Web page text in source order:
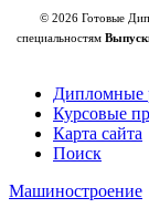
© 2026 Готовые
специальностям
Дипломные
Курсовые
Карта сайта
Поиск
Машиностроение